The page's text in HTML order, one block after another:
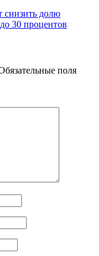
долю
30 процентов
поля